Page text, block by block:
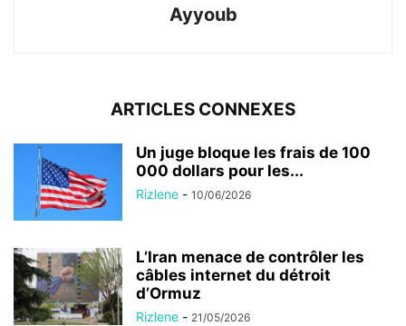
Ayyoub
ARTICLES CONNEXES
Un juge bloque les frais de 100
000 dollars pour les...
Rizlene - 10/06/2026
L’Iran menace de contrôler les
câbles internet du détroit
d’Ormuz
Rizlene - 21/05/2026